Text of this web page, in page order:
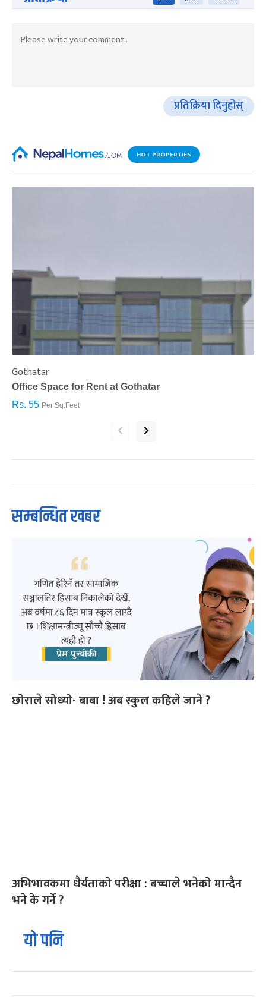
प्रतिक्रिया दिनुहोस्
HOT PROPERTIES
Gothatar
Office Space for Rent at Gothatar
Rs. 55 Per Sq.Feet
‹ ›
सम्बन्धित खबर
छोराले सोध्यो- बाबा ! अब स्कुल कहिले जाने ?
अभिभावकमा धैर्यताको परीक्षा : बच्चाले भनेको मान्दैन
भने के गर्ने ?
यो पनि